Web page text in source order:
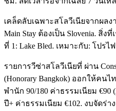
เคล็ดลับเฉพาะสโลวีเนียจากผลง
Main Stay ต้องเป็น Slovenia. สิ่ง
ที่ 1: Lake Bled. เหมาะกับ: โปรไ
รายการวีซ่าสโลวีเนียที่ ผ่าน
(Honorary Bangkok) ออกให้คนไ
พำนัก 90/180 ค่าธรรมเนียม €90
ปี+ ค่าธรรมเนียม €102. งบจัดร่